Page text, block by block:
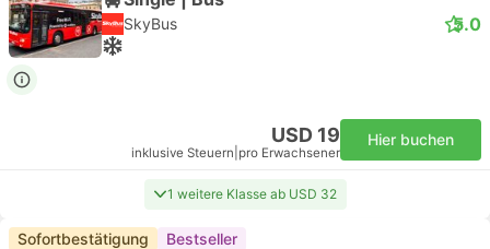
SkyBus 5.0
USD 19
inklusive Steuern pro Erwachsener
Hier buchen
1 weitere Klasse ab USD 32
Sofortbestätigung Bestseller